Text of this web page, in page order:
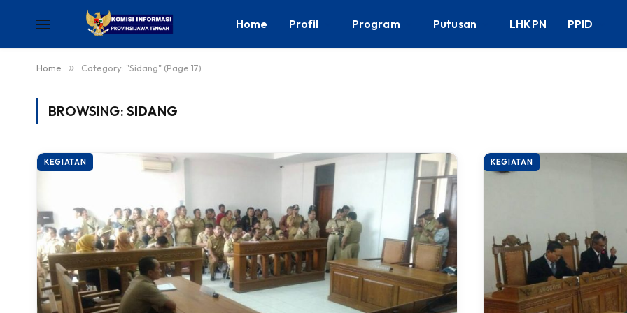
Home Profil Program Putusan LHKPN PPID
Home » Category: "Sidang" (Page 17)
BROWSING: SIDANG
KEGIATAN KEGIATAN